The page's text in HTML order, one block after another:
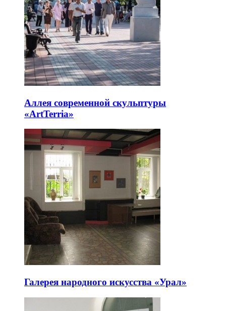
Аллея современной скульптуры
«ArtTerria»
Галерея народного искусства «Урал»